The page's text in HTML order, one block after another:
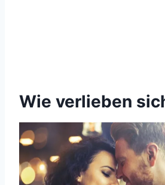
Wie verlieben